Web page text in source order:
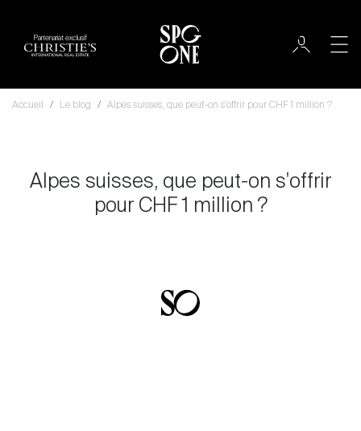
Partenariat exclusif
Accueil Le blog Alpes suisses, que peut-on s'offrir pour CHF 1 million ?
Alpes suisses, que peut-on s'offrir
pour CHF 1 million ?